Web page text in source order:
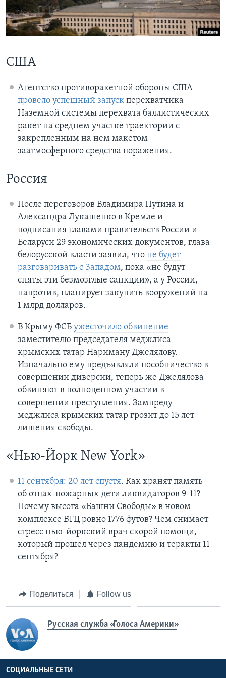
Learning English
Языки
США
Агентство противоракетной обороны США
провело успешный запускперехватчика
Наземной системы перехвата баллистических
ракет на среднем участке траектории с
закрепленным на нем макетом
заатмосферного средства поражения.
Россия
После переговоров Владимира Путина и
Александра Лукашенко в Кремле и
подписания главами правительств России и
Беларуси 29 экономических документов, глава
белорусской власти заявил, что не будет
разговаривать с Западом, пока «не будут
сняты эти безмозглые санкции», а у России,
напротив, планирует закупить вооружений на
1 млрд долларов.
В Крыму ФСБ ужесточило обвинение
заместителю председателя меджлиса
крымских татар Нариману Джелялову.
Изначально ему предъявляли пособничество в
совершении диверсии, теперь же Джелялова
обвиняют в полноценном участии в
совершении преступления. Зампреду
меджлиса крымских татар грозит до 15 лет
лишения свободы.
«Нью-Йорк New York»
11 сентября: 20 лет спустя. Как хранят память
об отцах-пожарных дети ликвидаторов 9-11?
Почему высота «Башни Свободы» в новом
комплексе ВТЦ ровно 1776 футов? Чем снимает
стресс нью-йоркский врач скорой помощи,
который прошел через пандемию и теракты 11
сентября?
Поделиться Follow us
Русская служба «Голоса Америки»
СОЦИАЛЬНЫЕ СЕТИ